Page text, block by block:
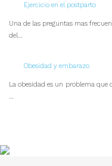
Ejercicio en el postparto
Una de las preguntas mas
del…
Obesidad y embarazo
La obesidad es un problema
…